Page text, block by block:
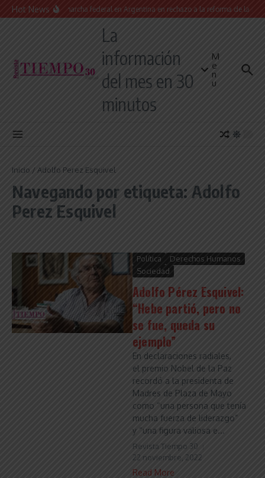
Saltar al contenido
Hot NewsMasiva marcha federal en Argentina en rechazo a la reforma de la Ley
La
información
del mes en 30
minutos
M
e
n
u
Inicio / Adolfo Perez Esquivel
Navegando por etiqueta: Adolfo
Perez Esquivel
Política
Derechos Humanos
Sociedad
Adolfo Pérez Esquivel:
“Hebe partió, pero no
se fue, queda su
ejemplo”
En declaraciones radiales,
el premio Nobel de la Paz
recordó a la presidenta de
Madres de Plaza de Mayo
como “una persona que tenía
mucha fuerza de liderazgo”
y “una figura valiosa e...
Revista Tiempo 30
22 noviembre, 2022
Read More